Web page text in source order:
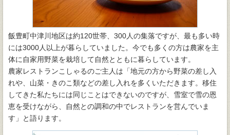
飯豊町中津川地区は約120世帯、300人の集落ですが、最も多い時
には3000人以上が暮らしていました。今でも多くの方は農家を主
体に自家用野菜を栽培して自然とともに暮らしています。
農家レストランこしゃるのご主人は「地元の方から野菜の差し入
れや、山菜・きのこ類などの差し入れを多くいただきます。移住
してきた私たちには同じことはできないのですが、雪室で雪の恩
恵を受けながら、自然との調和の中でレストランを営んでいま
す」と語ります。